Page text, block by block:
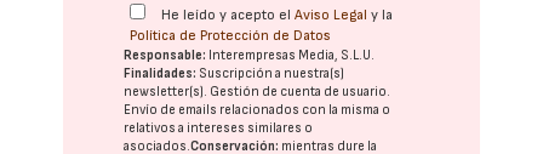
He leído y acepto elAviso Legal y la
Política de Protección de Datos
Responsable: Interempresas Media, S.L.U.
Finalidades: Suscripción a nuestra(s)
newsletter(s). Gestión de cuenta de usuario.
Envío de emails relacionados con la misma o
relativos a intereses similares o
asociados.Conservación: mientras dure la